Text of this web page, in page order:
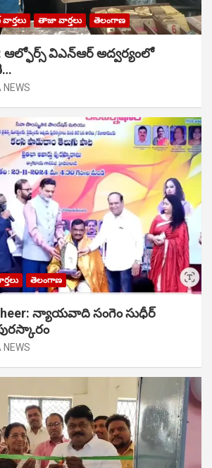
వార్తలు తాజా వార్తలు తెలంగాణ
ఆల్ఫోర్స్ విఎన్ఆర్ అద్వర్యంలో
NEWS
తెలంగాణ
న్యాయవాది సంగెం సుధీర్
NEWS